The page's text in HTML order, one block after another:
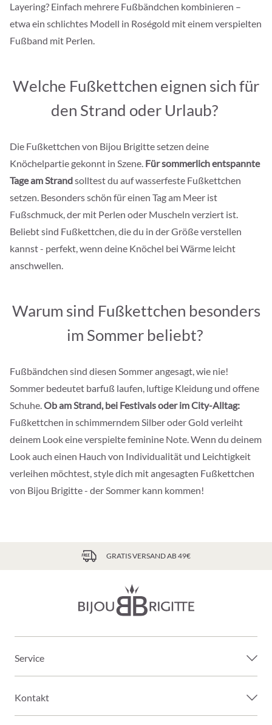
Layering? Einfach mehrere Fußbändchen kombinieren –
etwa ein schlichtes Modell in Roségold mit einem verspielten
Fußband mit Perlen.
Welche Fußkettchen eignen sich für
den Strand oder Urlaub?
Die Fußkettchen von Bijou Brigitte setzen deine
Knöchelpartie gekonnt in Szene. Für sommerlich entspannte
Tage am Strandsolltest du auf wasserfeste Fußkettchen
setzen. Besonders schön für einen Tag am Meer ist
Fußschmuck, der mit Perlen oder Muscheln verziert ist.
Beliebt sind Fußkettchen, die du in der Größe verstellen
kannst - perfekt, wenn deine Knöchel bei Wärme leicht
anschwellen.
Warum sind Fußkettchen besonders
im Sommer beliebt?
Fußbändchen sind diesen Sommer angesagt, wie nie!
Sommer bedeutet barfuß laufen, luftige Kleidung und offene
Schuhe.Ob am Strand, bei Festivals oder im City-Alltag:
Fußkettchen in schimmerndem Silber oder Gold verleiht
deinem Look eine verspielte feminine Note. Wenn du deinem
Look auch einen Hauch von Individualität und Leichtigkeit
verleihen möchtest, style dich mit angesagten Fußkettchen
von Bijou Brigitte - der Sommer kann kommen!
GRATIS VERSAND AB 49€
Service
Kontakt